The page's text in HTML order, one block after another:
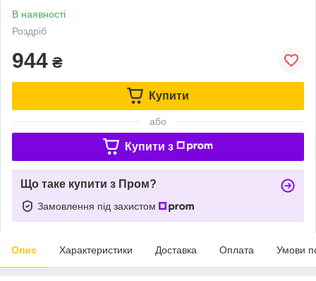
В наявності
Роздріб
944 ₴
Купити
або
Купити з
Що таке купити з Пром?
Замовлення під захистом
Опис Характеристики Доставка Оплата Умови